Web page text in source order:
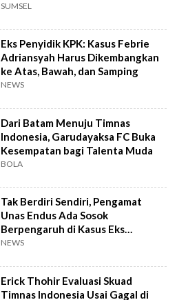
SUMSEL
Eks Penyidik KPK: Kasus Febrie
Adriansyah Harus Dikembangkan
ke Atas, Bawah, dan Samping
NEWS
Dari Batam Menuju Timnas
Indonesia, Garudayaksa FC Buka
Kesempatan bagi Talenta Muda
BOLA
Tak Berdiri Sendiri, Pengamat
Unas Endus Ada Sosok
Berpengaruh di Kasus Eks
Jampidsus
NEWS
Erick Thohir Evaluasi Skuad
Timnas Indonesia Usai Gagal di